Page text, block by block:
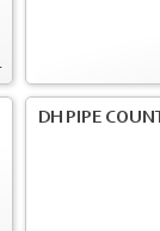
DH PIPE